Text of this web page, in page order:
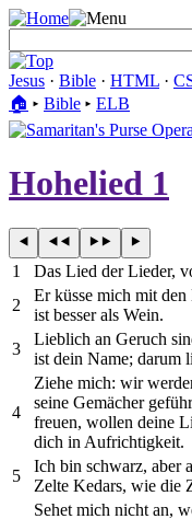
Jesus · Bible · HTML ·
🏠︎ ▸ Bible ▸ ELB
Hohelied 1
1
Das Lied der Lieder,
2
Er küsse mich mit den
ist besser als Wein.
3
Lieblich an Geruch
ist dein Name; darum
4
Ziehe mich: wir
seine Gemächer
freuen, wollen deine
dich in Aufrichtigkeit.
5
Ich bin schwarz, aber
Zelte Kedars, wie die
Sehet mich nicht an,